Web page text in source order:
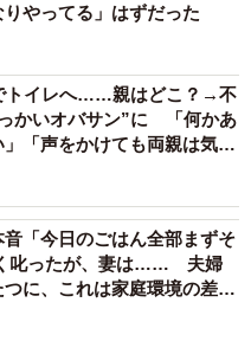
やってる」はずだった
トイレへ……親はどこ？→不
かいオバサン”に 「何かあ
「声をかけても両親は気づ
「今日のごはん全部まずそ
叱ったが、妻は…… 夫婦
に、これは家庭環境の差？